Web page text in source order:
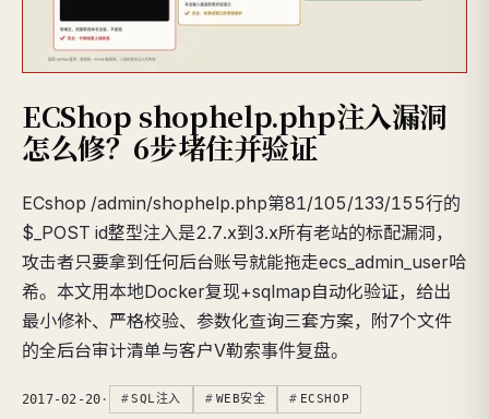
ECShop shophelp.php注入漏洞
怎么修？6步堵住并验证
ECshop /admin/shophelp.php第81/105/133/155行的
$_POST id整型注入是2.7.x到3.x所有老站的标配漏洞，
攻击者只要拿到任何后台账号就能拖走ecs_admin_user哈
希。本文用本地Docker复现+sqlmap自动化验证，给出
最小修补、严格校验、参数化查询三套方案，附7个文件
的全后台审计清单与客户V勒索事件复盘。
2017-02-20 · SQL注入 WEB安全 ECSHOP